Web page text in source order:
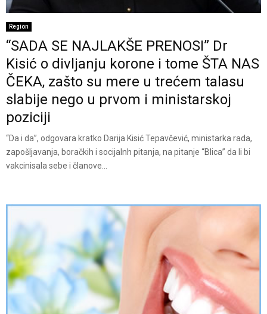
Region
“SADA SE NAJLAKŠE PRENOSI” Dr
Kisić o divljanju korone i tome ŠTA NAS
ČEKA, zašto su mere u trećem talasu
slabije nego u prvom i ministarskoj
poziciji
“Da i da”, odgovara kratko Darija Kisić Tepavčević, ministarka rada,
zapošljavanja, boračkih i socijalnh pitanja, na pitanje “Blica” da li bi
vakcinisala sebe i članove...